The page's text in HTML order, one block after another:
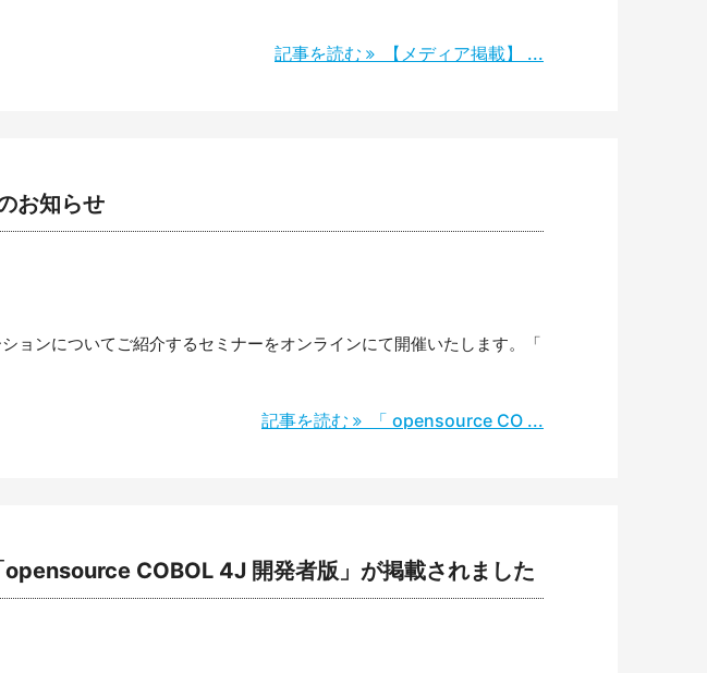
記事を読む 【メディア掲載】 ...
お知らせ
ンについてご紹介するセミナーをオンラインにて開催いたします。「
記事を読む 「 opensource CO ...
opensource COBOL 4J 開発者版」が掲載されました